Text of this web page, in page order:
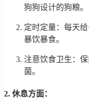
狗狗设计的狗粮。
定时定量：每天
暴饮暴食。
注意饮食卫生：
菌。
2. 休息方面：